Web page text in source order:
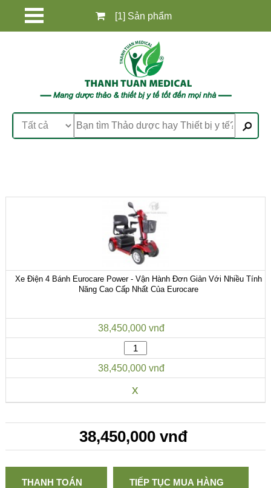
[1] Sản phẩm
Xe Điện 4 Bánh Eurocare Power - Vận Hành Đơn Giản Với Nhiều Tính
Năng Cao Cấp Nhất Của Eurocare
38,450,000 vnđ
38,450,000 vnđ
x
38,450,000 vnđ
THANH TOÁN TIẾP TỤC MUA HÀNG